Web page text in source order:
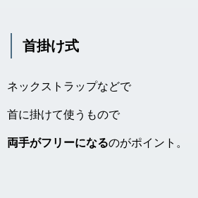
首掛け式
ネックストラップなどで
首に掛けて使うもので
両手がフリーになるのがポイント。